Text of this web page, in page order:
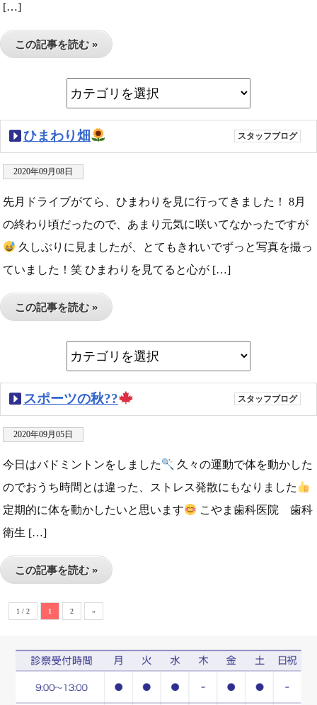
[…]
この記事を読む »
ひまわり畑 スタッフブログ
2020年09月08日
先月ドライブがてら、ひまわりを見に行ってきました！ 8月
の終わり頃だったので、あまり元気に咲いてなかったですが
久しぶりに見ましたが、とてもきれいでずっと写真を撮っ
ていました！笑 ひまわりを見てると心が […]
この記事を読む »
スポーツの秋?? スタッフブログ
2020年09月05日
今日はバドミントンをしました
久々の運動で体を動かした
のでおうち時間とは違った、ストレス発散にもなりました
定期的に体を動かしたいと思います
こやま歯科医院 歯科
衛生 […]
この記事を読む »
1 / 2 1 2 »